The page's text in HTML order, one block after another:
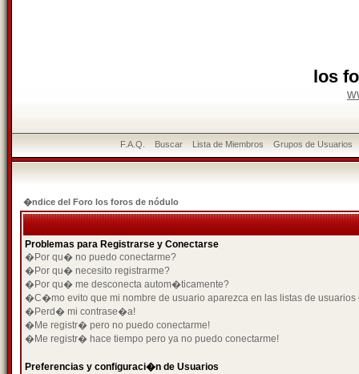
los
F.A.Q. Buscar Lista de Miembros Grupos de Usuarios
�ndice del Foro los foros de nódulo
Problemas para Registrarse y Conectarse
�Por qu� no puedo conectarme?
�Por qu� necesito registrarme?
�Por qu� me desconecta autom�ticamente?
�C�mo evito que mi nombre de usuario aparezca en las listas de usuarios
�Perd� mi contrase�a!
�Me registr� pero no puedo conectarme!
�Me registr� hace tiempo pero ya no puedo conectarme!
Preferencias y configuraci�n de Usuarios